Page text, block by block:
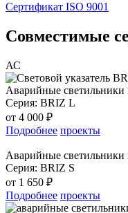
Сертификат ISO 9001
Совместимые
АС
Аварийные светильники
Серия: BRIZ L
от 4 000 ₽
Подробнее проекты
Аварийные светильники
Серия: BRIZ S
от 1 650 ₽
Подробнее проекты